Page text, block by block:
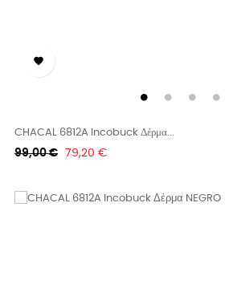

CHACAL 6812A Incobuck Δέρμα...
Κανονική
99,00 € Τιμή
79,20 €